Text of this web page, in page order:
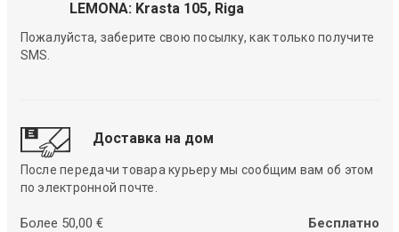
LEMONA: Krasta 105, Riga
Пожалуйста, заберите свою посылку, как только получите
SMS.
Доставка на дом
После передачи товара курьеру мы сообщим вам об этом
по электронной почте.
Более 50,00 € Бесплатно